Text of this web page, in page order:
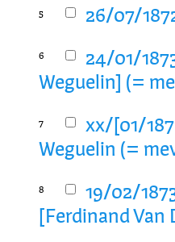
5 26/07/
6
24/01/
Weguelin] (=
7
xx/[01/
Weguelin (=
8
19/02/
[Ferdinand